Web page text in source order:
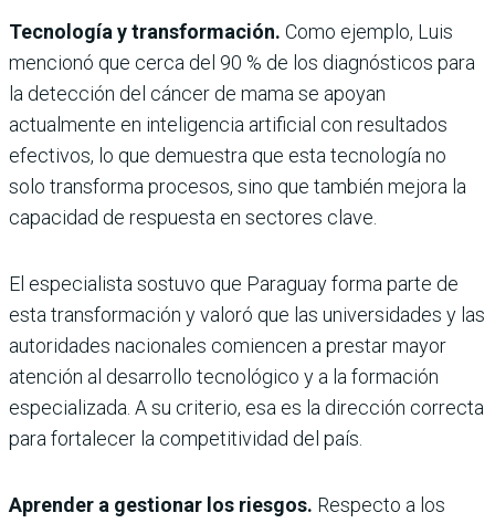
Tecnología y transformación. Como ejemplo, Luis
mencionó que cerca del 90 % de los diagnósticos para
la detección del cáncer de mama se apoyan
actualmente en inteligencia artificial con resultados
efectivos, lo que demuestra que esta tecnología no
solo transforma procesos, sino que también mejora la
capacidad de respuesta en sectores clave.
El especialista sostuvo que Paraguay forma parte de
esta transformación y valoró que las universidades y las
autoridades nacionales comiencen a prestar mayor
atención al desarrollo tecnológico y a la formación
especializada. A su criterio, esa es la dirección correcta
para fortalecer la competitividad del país.
Aprender a gestionar los riesgos. Respecto a los